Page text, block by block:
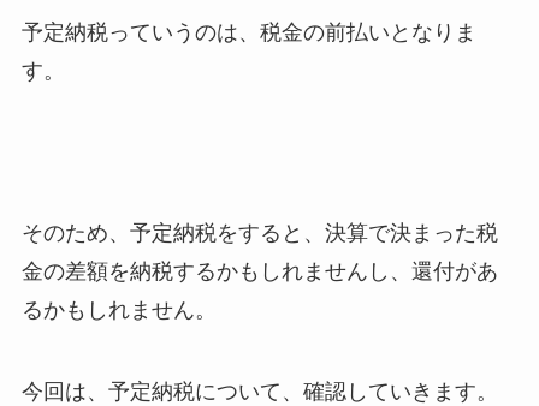
予定納税っていうのは、税金の前払いとなりま
す。
そのため、予定納税をすると、決算で決まった税
金の差額を納税するかもしれませんし、還付があ
るかもしれません。
今回は、予定納税について、確認していきます。